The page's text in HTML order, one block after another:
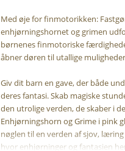
Med øje for finmotorikken:
enhjørningshornet og grimen
børnenes finmotoriske
åbner døren til utallige
Giv dit barn en gave, der både
deres fantasi. Skab magiske
den utrolige verden, de skaber i
Enhjørningshorn og Grime i pink
nøglen til en verden af sjov,
hvor enhjørninger og fantasien